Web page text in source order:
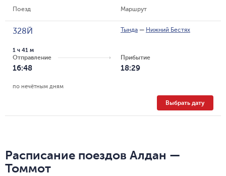
Поезд Маршрут
328Й Тында — Нижний Бестях
Отправление
16:48
1 ч 41 м
Прибытие
18:29
по нечётным дням
Выбрать дату
Расписание поездов Алдан —
Томмот